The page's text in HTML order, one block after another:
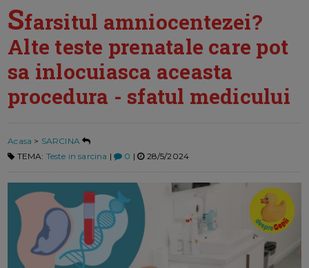
Sfarsitul amniocentezei?
Alte teste prenatale care pot
sa inlocuiasca aceasta
procedura - sfatul medicului
Acasa > SARCINA
TEMA: Teste in sarcina | 0 | 28/5/2024